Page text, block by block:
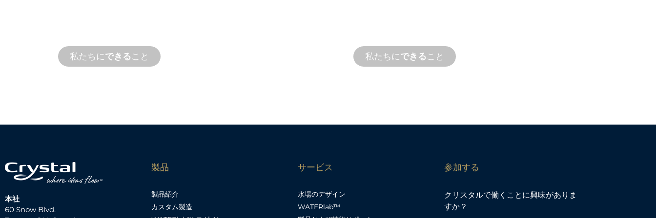
私たちにできること 私たちにできること
本社
60 Snow Blvd.
製品
製品紹介
カスタム製造
サービス
水場のデザイン
WATERlab™
参加する
クリスタルで働くことに興味がありま
すか？